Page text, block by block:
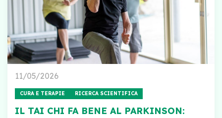
11/05/2026
CURA E TERAPIE RICERCA SCIENTIFICA
IL TAI CHI FA BENE AL PARKINSON: